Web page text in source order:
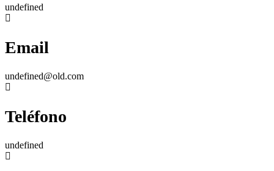
undefined
Email
undefined@old.com
Teléfono
undefined